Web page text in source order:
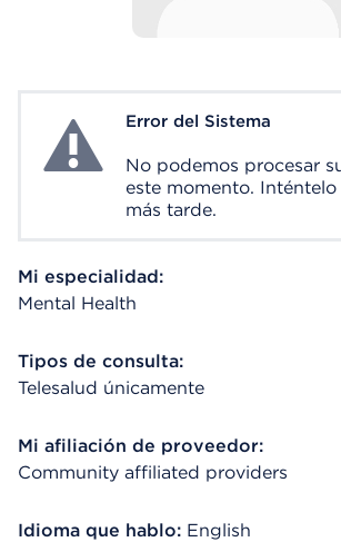
System ErrorError del Sistema
No podemos procesar
este momento.
más tarde.
Mi especialidad:
Mental Health
Tipos de consulta:
Telesalud únicamente
Mi afiliación de proveedor:
Community affiliated providers
Idioma que hablo: English